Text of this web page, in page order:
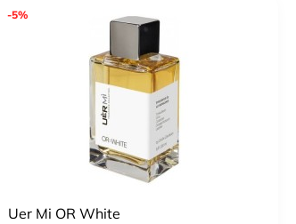
-5%
Uer Mi OR White